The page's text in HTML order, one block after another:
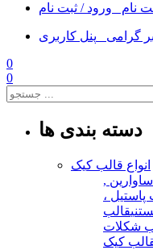
نام ورود / ثبت نام
گرامی
پنل کاربری
0
0
دسته بندی ها
انواع قالب کیک
,
پاستیل ،
قالب
شکلات
کیک